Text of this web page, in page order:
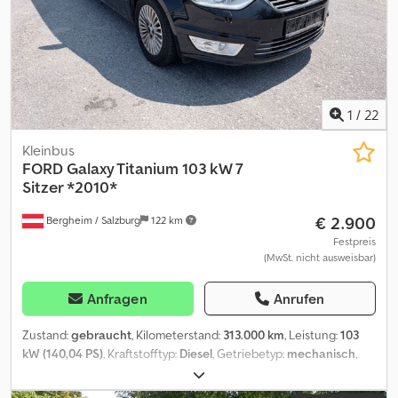
1 / 22
Bergheim / Salzburg 122 km
Kleinbus
FORDGalaxy Titanium 103 kW 7
Sitzer *2010*
€ 2.900
Festpreis
(MwSt. nicht ausweisbar)
Anfragen Anrufen
Zustand:gebraucht, Kilometerstand: 313.000 km, Leistung:103
kW (140,04 PS) , Kraftstofftyp: Diesel , Getriebetyp: mechanisch
, Emissionsklasse:
Anzahl der Sitzplätze:7, Ausstattung:ABS, Elektronisches